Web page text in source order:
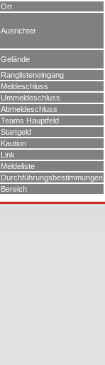
Ort
Ausrichter
Gelände
Ranglisteneingang
Meldeschluss
Ummeldeschluss
Abmeldeschluss
Teams Hauptfeld
Startgeld
Kaution
Link
Meldeliste
Durchführungsbestimmungen
Bereich